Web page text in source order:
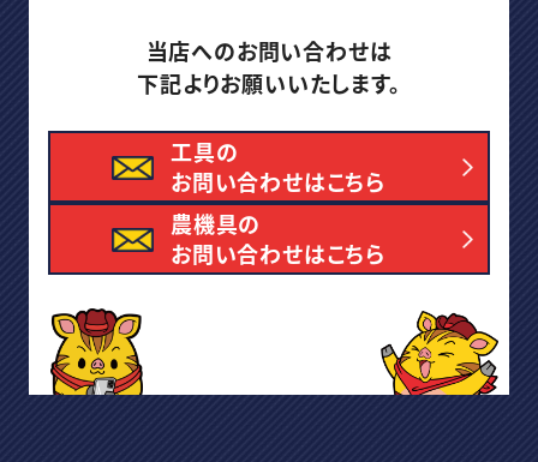
当店へのお問い合わせは
下記よりお願いいたします。
工具の
お問い合わせはこちら
農機具の
お問い合わせはこちら